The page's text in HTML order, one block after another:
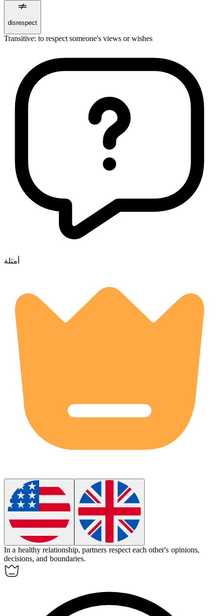
disrespect
Transitive: to respect someone's views or wishes
أمثلة
In a healthy relationship, partners respect each other's opinions,
decisions, and boundaries.